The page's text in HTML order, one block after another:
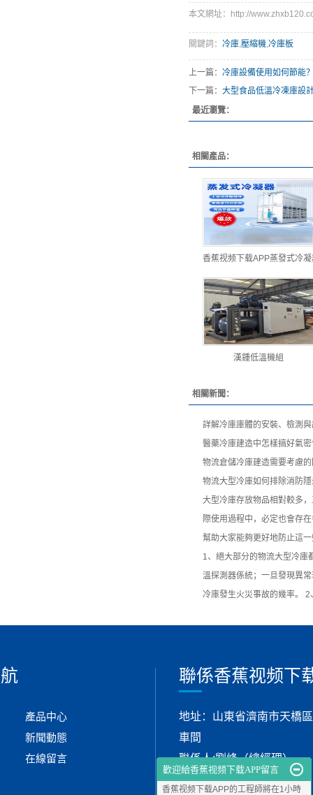
本文網址：http://
關鍵詞： 冷庫,壓縮機,冷庫板
上一篇： 冷庫設備使用如何節能
下一篇： 大型食品低溫冷凍庫設
最近瀏覽：
相關產品：
香蕉视频下载APP蒸發式冷
漢鍾低溫機組
相關新聞：
詳解冷庫庫體的安裝、檢測
醫藥冷庫建造中怎樣搞好氣
物流倉儲冷庫建造需要考慮
物流大型冷庫如何排除消防
大型冷庫存放物品相對較多
際使用過程中，必定也會存
幫助大家能夠更好地防止這
1、絕大部分的物流大型冷庫
溫探測器係統；一旦發現異
冷庫發生火災事故的幾率。
產品中心
新聞動態
在線留言
聯係香蕉视频下
地址：山東省濟南市天橋
車間
聯係人:劉峰（總經理）
手機：15552897152
歡迎給香蕉视频下载APP留言
香蕉视频下载APP的工程師將在1小時